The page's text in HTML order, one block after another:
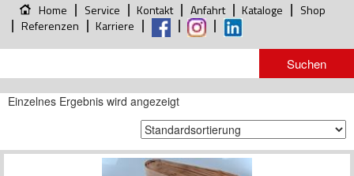
Home Service Kontakt Anfahrt Kataloge
Shop
Referenzen
Karriere
Einzelnes Ergebnis wird angezeigt